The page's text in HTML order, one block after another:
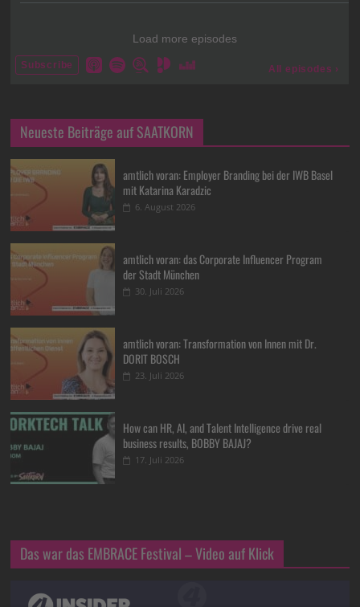
Neueste Beiträge auf SAATKORN
amtlich voran: Employer Branding bei der IWB Basel
mit Katarina Karadzic
6. August 2026
amtlich voran: das Corporate Influencer Program
der Stadt München
30. Juli 2026
amtlich voran: Transformation von Innen mit Dr.
DORIT BOSCH
23. Juli 2026
How can HR, AI, and Talent Intelligence drive real
business results, BOBBY BAJAJ?
17. Juli 2026
Das war das EMBRACE Festival – Video auf Klick